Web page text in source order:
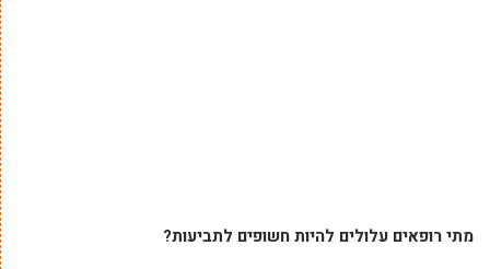
מתי רופאים עלולים להיות חשופים לתביעות?